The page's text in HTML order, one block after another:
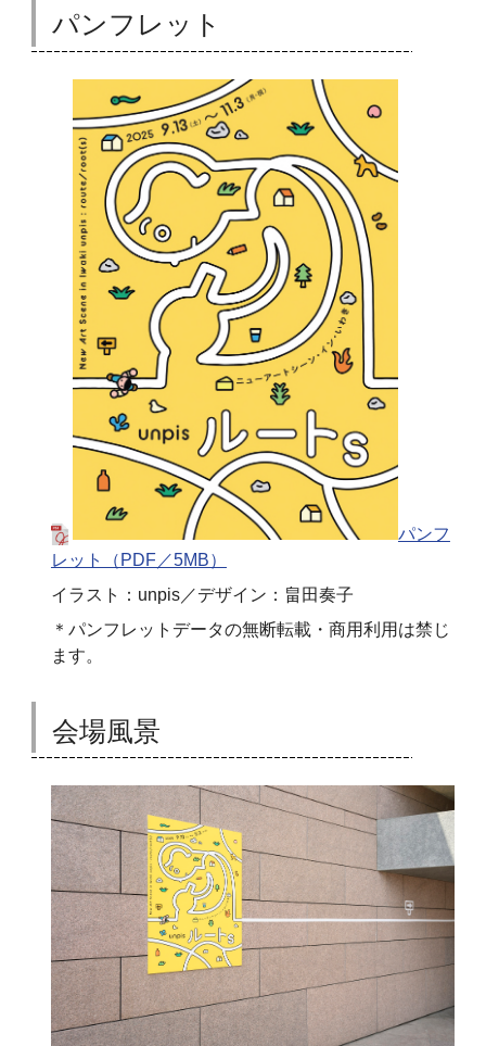
パンフレット
パンフ
レット（PDF／5MB）
イラスト：unpis／デザイン：畠田奏子
＊パンフレットデータの無断転載・商用利用は禁じ
ます。
会場風景